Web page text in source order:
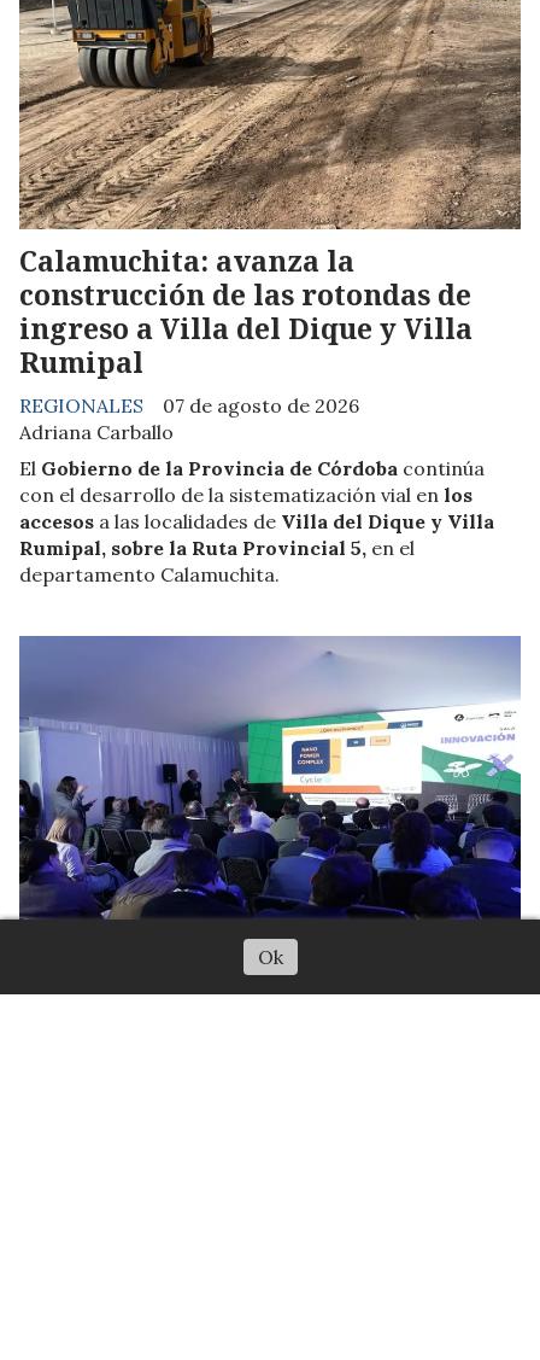
Calamuchita: avanza la
construcción de las rotondas de
ingreso a Villa del Dique y Villa
Rumipal
Adriana Carballo
REGIONALES 07 de agosto de 2026
El Gobierno de la Provincia de Córdoba continúa
con el desarrollo de la sistematización vial en los
accesos a las localidades de Villa del Dique y Villa
Rumipal, sobre la Ruta Provincial 5, en el
departamento Calamuchita.
Ok